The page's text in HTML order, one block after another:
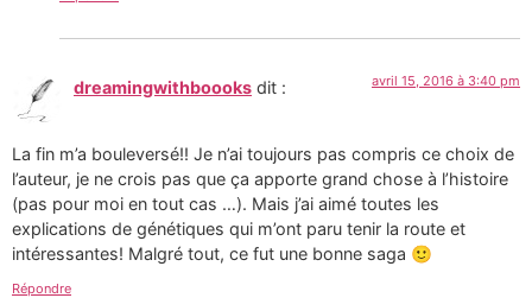
dreamingwithboooks dit : avril 15, 2016 à 3:40 pm
La fin m’a bouleversé!! Je n’ai toujours pas compris ce choix de
l’auteur, je ne crois pas que ça apporte grand chose à l’histoire
(pas pour moi en tout cas …). Mais j’ai aimé toutes les
explications de génétiques qui m’ont paru tenir la route et
intéressantes! Malgré tout, ce fut une bonne saga 🙂
Répondre